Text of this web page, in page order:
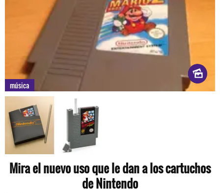
música
Mira el nuevo uso que le dan a los cartuchos
de Nintendo